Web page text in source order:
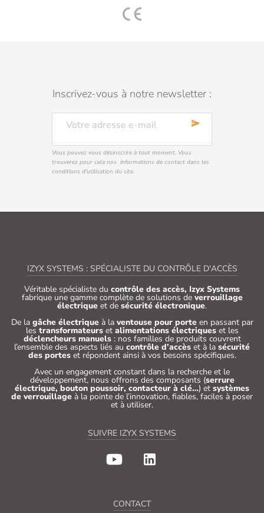
Inscrivez-vous à notre newsletter :
send
Vous pouvez vous désinscrire à tout moment. Vous
trouverez pour cela nos informations de contact dans les
conditions d'utilisation du site.
IZYX SYSTEMS : SPÉCIALISTE DU CONTRÔLE D'ACCÈS
Véritable spécialiste du contrôle des accès, Izyx Systems
fabrique une gamme complète de solutions de verrouillage
électrique et de sécurité électronique.
De la gâche électriqueà la ventouse pour porteen passant par
les transformateurset alimentations électriqueset les
déclencheurs manuels: nos familles de produits couvrent
l’ensemble des aspects liés au contrôle d’accès et à la sécurité
des porteset répondent ainsi à vos besoins spécifiques.
Avec un engagement constant dans la recherche et le
développement, nous offrons des composants (serrure
électrique, bouton poussoir, contacteur à clé…) et systèmes
de verrouillage à la pointe de l’innovation, fiables, faciles à poser
et à utiliser.
SUIVRE IZYX SYSTEMS
CONTACT